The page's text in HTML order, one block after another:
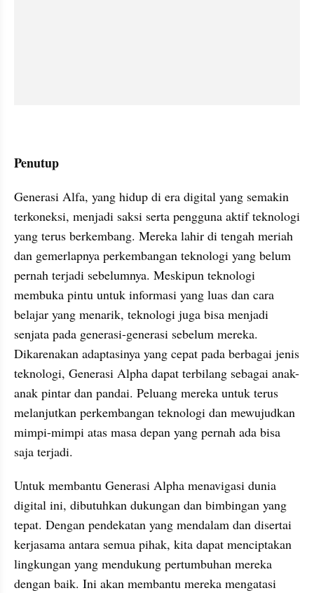
Penutup
Generasi Alfa, yang hidup di era digital yang semakin
terkoneksi, menjadi saksi serta pengguna aktif teknologi
yang terus berkembang. Mereka lahir di tengah meriah
dan gemerlapnya perkembangan teknologi yang belum
pernah terjadi sebelumnya. Meskipun teknologi
membuka pintu untuk informasi yang luas dan cara
belajar yang menarik, teknologi juga bisa menjadi
senjata pada generasi-generasi sebelum mereka.
Dikarenakan adaptasinya yang cepat pada berbagai jenis
teknologi, Generasi Alpha dapat terbilang sebagai anak-
anak pintar dan pandai. Peluang mereka untuk terus
melanjutkan perkembangan teknologi dan mewujudkan
mimpi-mimpi atas masa depan yang pernah ada bisa
saja terjadi.
Untuk membantu Generasi Alpha menavigasi dunia
digital ini, dibutuhkan dukungan dan bimbingan yang
tepat. Dengan pendekatan yang mendalam dan disertai
kerjasama antara semua pihak, kita dapat menciptakan
lingkungan yang mendukung pertumbuhan mereka
dengan baik. Ini akan membantu mereka mengatasi